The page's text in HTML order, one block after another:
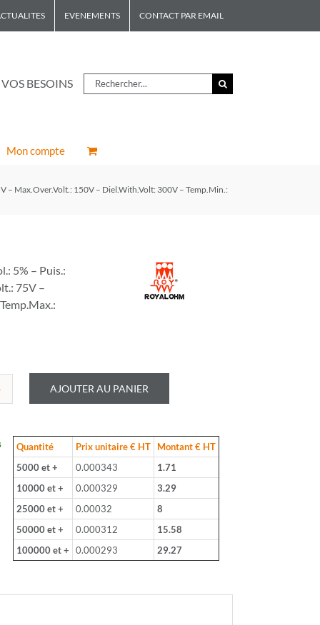
EVENEMENTS CONTACT PAR EMAIL
BESOINS Rechercher
Mon compte
– Max.Over.Volt.: 150V – Diel.With.Volt: 300V – Temp.Min.:
5% – Puis.:
75V –
AJOUTER AU PANIER
Quantité Prix unitaire € HT
Montant € HT
5000 et +
0.000343
1.71
10000 et +
0.000329
3.29
25000 et +
0.00032
8
50000 et +
0.000312
15.58
100000 et +
0.000293 29.27